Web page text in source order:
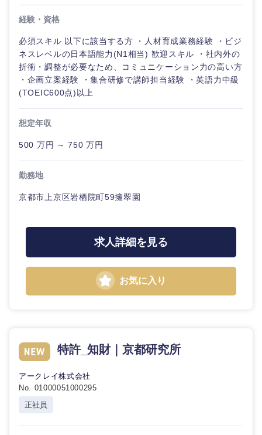
岐阜県
愛知県
経験・資格
必須スキル 以下に該当する方 ・人材育成業務経験 ・ビジ
ネスレベルの日本語能力(N1相当) 歓迎スキル ・社内外の
折衝・調整が必要なため、コミュニケーション力の高い方
・企画立案経験 ・集合研修で講師担当経験 ・英語力中級
(TOEIC600点)以上
想定年収
500 万円 ～ 750 万円
勤務地
京都市上京区岩栖院町59擁翠園
求人詳細を見る
お気に入り
特許_知財｜京都研究所
アークレイ株式会社
No. 01000051000295
正社員